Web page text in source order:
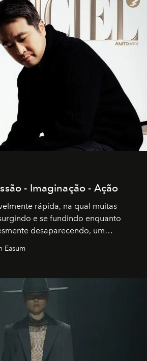
- Imaginação - Ação
rápida, na qual muitas
e se fundindo enquanto
desaparecendo, um
abrindo caminho para muitos
um claro senso de missão na vida e
Easum